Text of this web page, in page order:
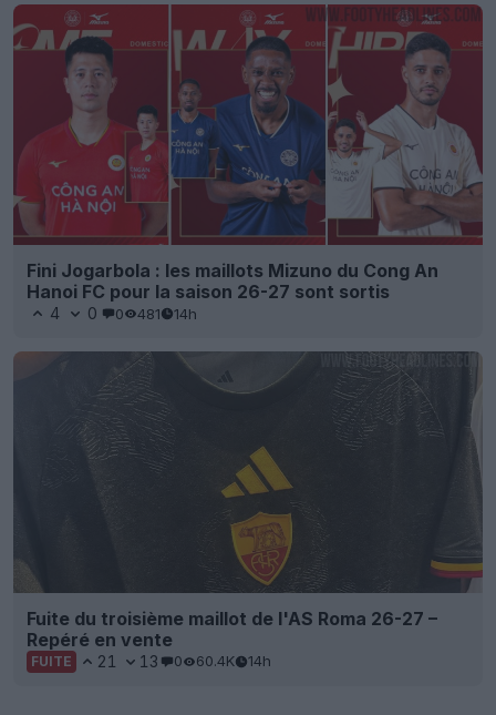
Fini Jogarbola : les maillots Mizuno du Cong An
Hanoi FC pour la saison 26-27 sont sortis
4 0 0 481 14h
Fuite du troisième maillot de l'AS Roma 26-27 –
Repéré en vente
FUITE 21 13 0 60.4K 14h